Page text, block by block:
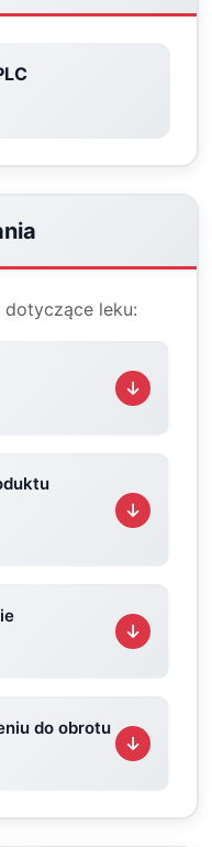
leku:
do obrotu